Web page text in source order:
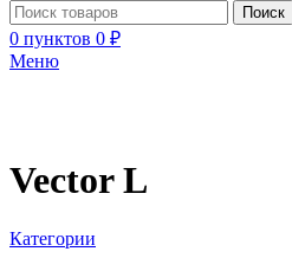
Поиск
0 пунктов 0 ₽
Меню
Vector L
Категории